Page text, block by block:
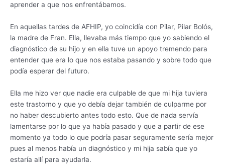
aprender a que nos enfrentábamos.
En aquellas tardes de AFHIP, yo coincidía con Pilar, Pilar Bolós,
la madre de Fran. Ella, llevaba más tiempo que yo sabiendo el
diagnóstico de su hijo y en ella tuve un apoyo tremendo para
entender que era lo que nos estaba pasando y sobre todo que
podía esperar del futuro.
Ella me hizo ver que nadie era culpable de que mi hija tuviera
este trastorno y que yo debía dejar también de culparme por
no haber descubierto antes todo esto. Que de nada servía
lamentarse por lo que ya había pasado y que a partir de ese
momento ya todo lo que podría pasar seguramente sería mejor
pues al menos había un diagnóstico y mi hija sabía que yo
estaría allí para ayudarla.